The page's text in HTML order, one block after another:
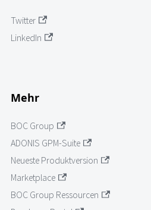
Twitter
LinkedIn
Mehr
BOC Group
ADONIS GPM-Suite
Neueste Produktversion
Marketplace
BOC Group Ressourcen